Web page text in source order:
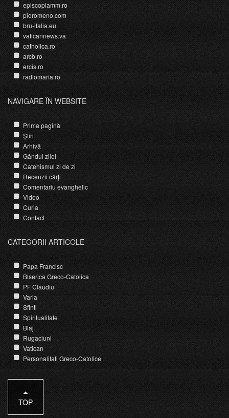
episcopiamm.ro
pioromeno.com
bru-italia.eu
vaticannews.va
catholica.ro
arcb.ro
ercis.ro
radiomaria.ro
NAVIGARE ÎN WEBSITE
Prima pagină
Știri
Arhivă
Gândul zilei
Catehismul zi de zi
Recenzii cărți
Comentariu evanghelic
Video
Curia
Contact
CATEGORII ARTICOLE
Papa Francisc
Biserica Greco-Catolica
PF Claudiu
Varia
Sfinti
Spiritualitate
Blaj
Rugaciuni
Vatican
Personalitati Greco-Catolice
TOP